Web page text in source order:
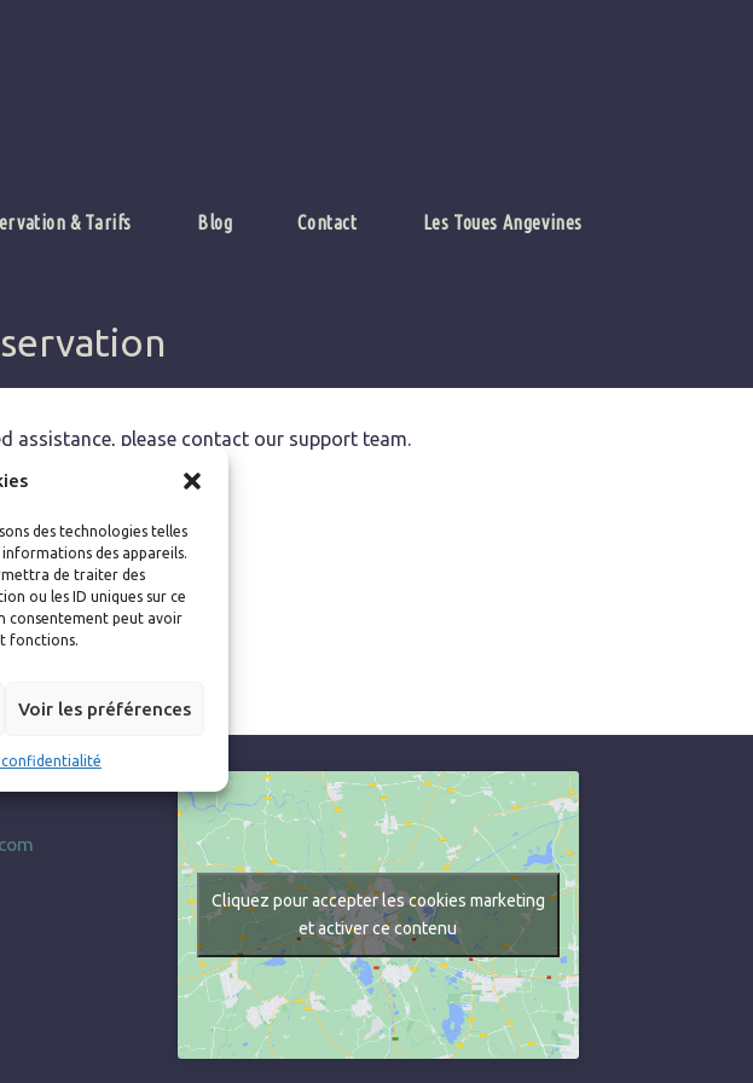
des technologies telles
des appareils.
de traiter des
ou les ID uniques sur ce
consentement peut avoir
fonctions.
Voir les préférences
& Tarifs Blog Contact Les Toues Angevines
assistance, please contact our support team.
Cliquez pour accepter les cookies marketing
et activer ce contenu